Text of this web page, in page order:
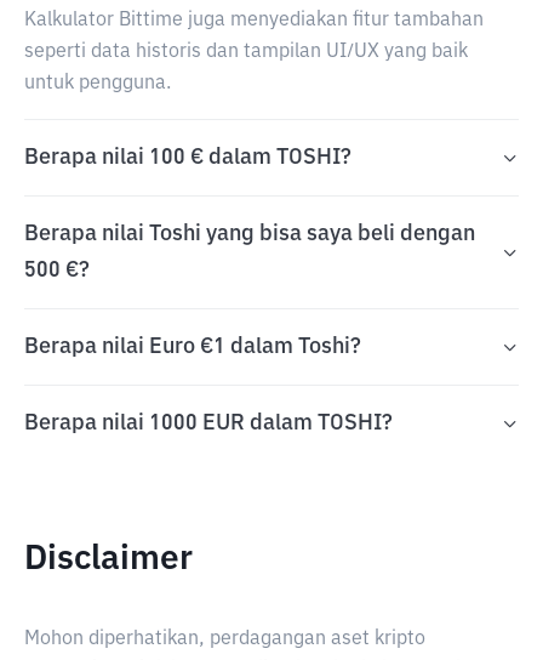
Kalkulator Bittime juga menyediakan fitur tambahan
seperti data historis dan tampilan UI/UX yang baik
untuk pengguna.
Berapa nilai 100 € dalam TOSHI?
Berapa nilai Toshi yang bisa saya beli dengan
500 €?
Berapa nilai Euro €1 dalam Toshi?
Berapa nilai 1000 EUR dalam TOSHI?
Disclaimer
Mohon diperhatikan, perdagangan aset kripto